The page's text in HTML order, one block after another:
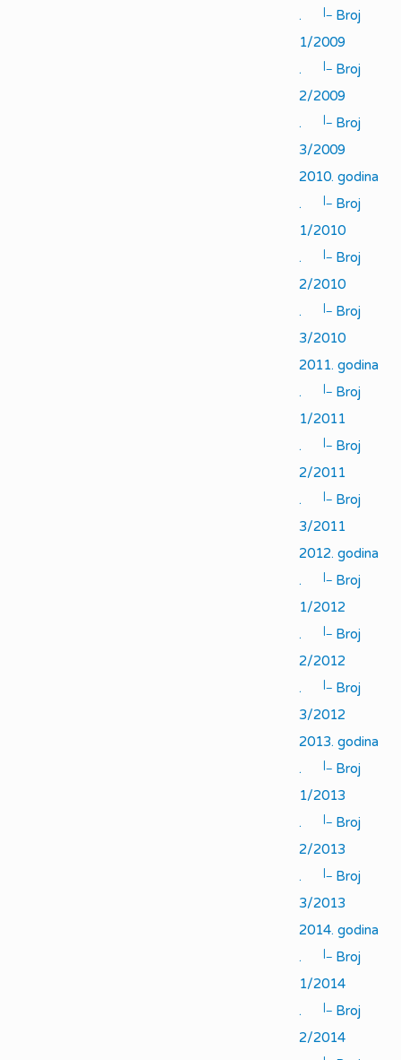
.
|_ Broj
1/2009
.
|_ Broj
2/2009
.
|_ Broj
3/2009
2010. godina
.
|_ Broj
1/2010
.
|_ Broj
2/2010
.
|_ Broj
3/2010
2011. godina
.
|_ Broj
1/2011
.
|_ Broj
2/2011
.
|_ Broj
3/2011
2012. godina
.
|_ Broj
1/2012
.
|_ Broj
2/2012
.
|_ Broj
3/2012
2013. godina
.
|_ Broj
1/2013
.
|_ Broj
2/2013
.
|_ Broj
3/2013
2014. godina
.
|_ Broj
1/2014
.
|_ Broj
2/2014